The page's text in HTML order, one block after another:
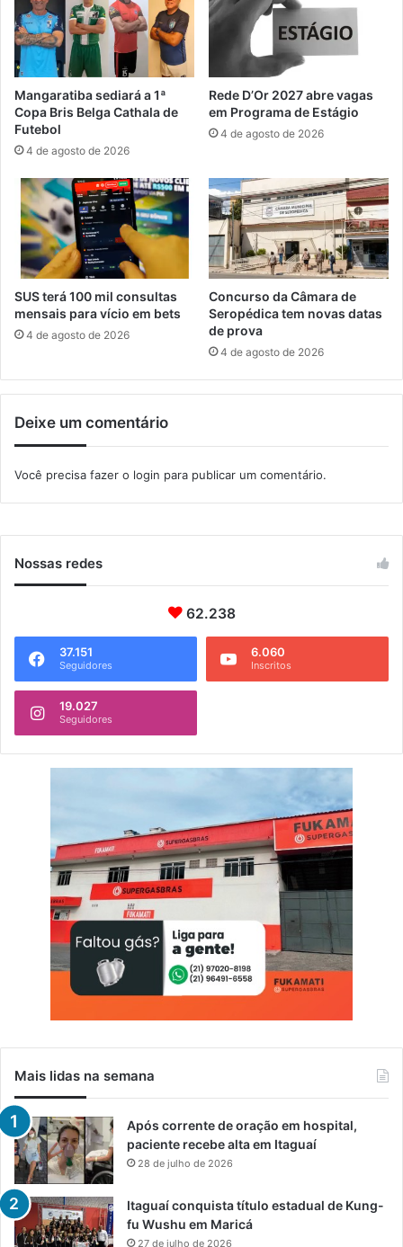
g
u
a
t
e
n
r
i
o
t
a
M
a
s
e
i
a
e
r
Mangaratiba sediará a 1ª
Copa Bris Belga Cathala de
Futebol
4 de agosto de 2026
Rede D’Or 2027 abre vagas
em Programa de Estágio
4 de agosto de 2026
SUS terá 100 mil consultas
mensais para vício em bets
4 de agosto de 2026
Concurso da Câmara de
Seropédica tem novas datas
de prova
4 de agosto de 2026
Deixe um comentário
Você precisa fazer o login para publicar um comentário.
Nossas redes
62.238
37.151
Seguidores
6.060
Inscritos
19.027
Seguidores
Mais lidas na semana
Após corrente de oração em hospital,
paciente recebe alta em Itaguaí
28 de julho de 2026
Itaguaí conquista título estadual de Kung-
fu Wushu em Maricá
27 de julho de 2026